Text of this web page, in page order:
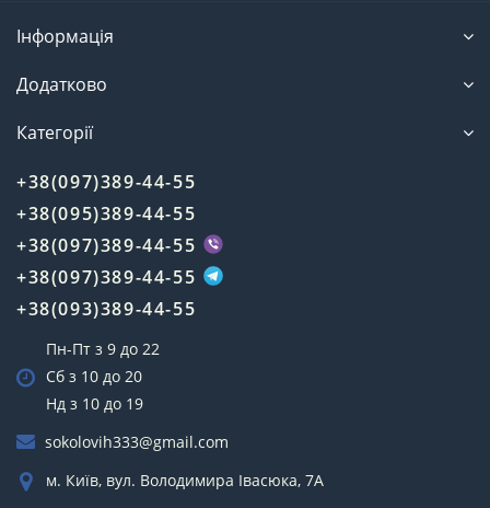
Інформація
Додатково
Категорії
+38(097)389-44-55
+38(095)389-44-55
+38(097)389-44-55
+38(097)389-44-55
+38(093)389-44-55
Пн-Пт з 9 до 22
Сб з 10 до 20
Нд з 10 до 19
sokolovih333@gmail.com
м. Київ, вул. Володимира Івасюка, 7А